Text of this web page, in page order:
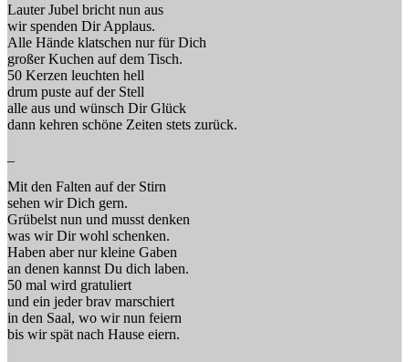
Lauter Jubel bricht nun aus
wir spenden Dir Applaus.
Alle Hände klatschen nur für Dich
großer Kuchen auf dem Tisch.
50 Kerzen leuchten hell
drum puste auf der Stell
alle aus und wünsch Dir Glück
dann kehren schöne Zeiten stets zurück.
Mit den Falten auf der Stirn
sehen wir Dich gern.
Grübelst nun und musst denken
was wir Dir wohl schenken.
Haben aber nur kleine Gaben
an denen kannst Du dich laben.
50 mal wird gratuliert
und ein jeder brav marschiert
in den Saal, wo wir nun feiern
bis wir spät nach Hause eiern.